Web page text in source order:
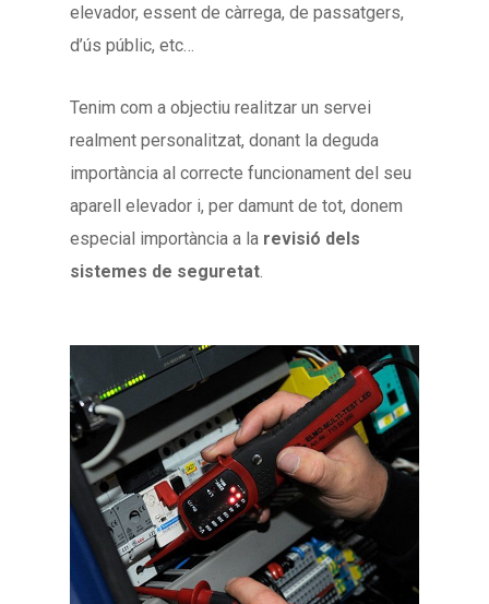
elevador, essent de càrrega, de passatgers,
d’ús públic, etc…
Tenim com a objectiu realitzar un servei
realment personalitzat, donant la deguda
importància al correcte funcionament del seu
aparell elevador i, per damunt de tot, donem
especial importància a la revisió dels
sistemes de seguretat